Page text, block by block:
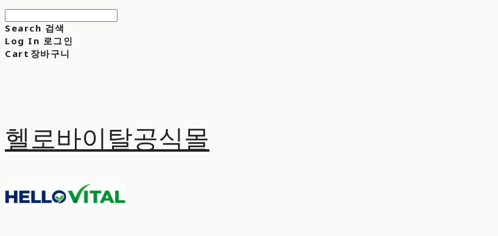
Search 검색
Log In 로그인
Cart 장바구니
헬로바이탈공식몰